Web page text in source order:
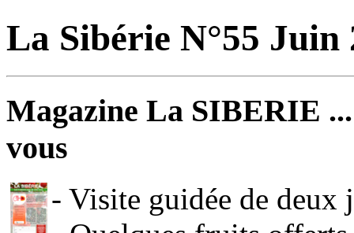
La Sibérie N°55 Juin
Magazine La SIBERIE ...
vous
- Visite guidée de deux